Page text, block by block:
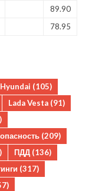
89.90
78.95
Hyundai (105)
Lada Vesta (91)
(209)
ПДД (136)
(317)